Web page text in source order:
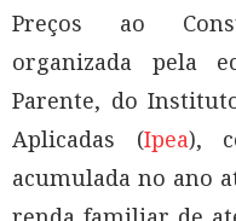
Preços ao
organizada pela
Parente, do
Aplicadas (Ipea),
acumulada no ano